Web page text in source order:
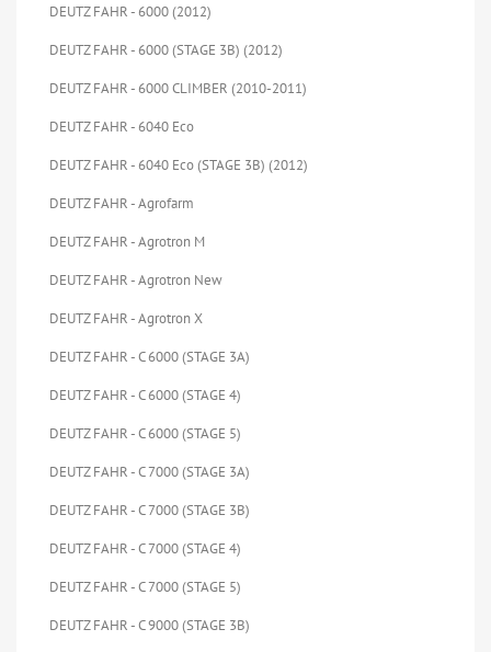
DEUTZ FAHR - 6000 (2012)
DEUTZ FAHR - 6000 (STAGE 3B) (2012)
DEUTZ FAHR - 6000 CLIMBER (2010-2011)
DEUTZ FAHR - 6040 Eco
DEUTZ FAHR - 6040 Eco (STAGE 3B) (2012)
DEUTZ FAHR - Agrofarm
DEUTZ FAHR - Agrotron M
DEUTZ FAHR - Agrotron New
DEUTZ FAHR - Agrotron X
DEUTZ FAHR - C 6000 (STAGE 3A)
DEUTZ FAHR - C 6000 (STAGE 4)
DEUTZ FAHR - C 6000 (STAGE 5)
DEUTZ FAHR - C 7000 (STAGE 3A)
DEUTZ FAHR - C 7000 (STAGE 3B)
DEUTZ FAHR - C 7000 (STAGE 4)
DEUTZ FAHR - C 7000 (STAGE 5)
DEUTZ FAHR - C 9000 (STAGE 3B)